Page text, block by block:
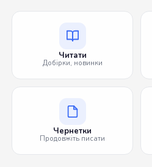
Читати
Добірки, новинки
Чернетки
Продовжіть писати